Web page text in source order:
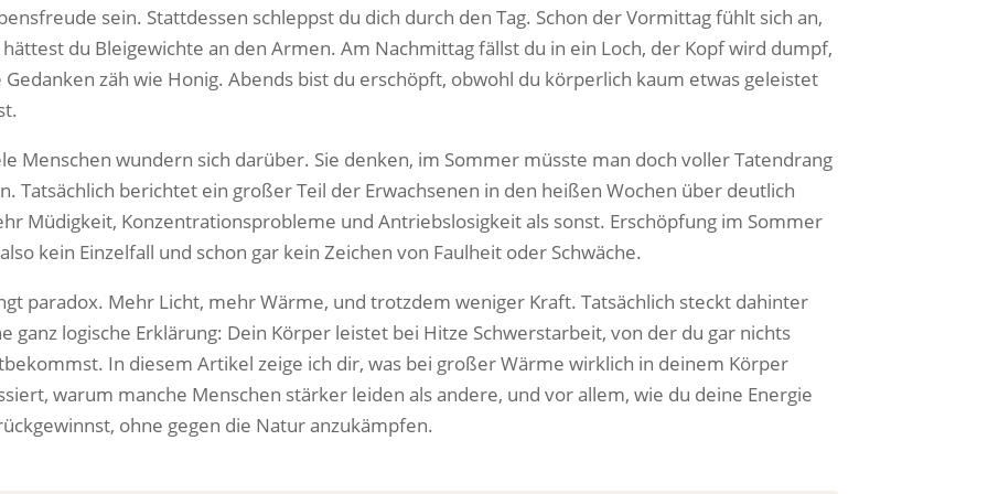
sein. Stattdessen schleppst du dich durch den Tag. Schon der Vormittag fühlt sich an,
hättest du Bleigewichte an den Armen. Am Nachmittag fällst du in ein Loch, der Kopf wird dumpf,
Gedanken zäh wie Honig. Abends bist du erschöpft, obwohl du körperlich kaum etwas geleistet
Menschen wundern sich darüber. Sie denken, im Sommer müsste man doch voller Tatendrang
Tatsächlich berichtet ein großer Teil der Erwachsenen in den heißen Wochen über deutlich
Müdigkeit, Konzentrationsprobleme und Antriebslosigkeit als sonst. Erschöpfung im Sommer
kein Einzelfall und schon gar kein Zeichen von Faulheit oder Schwäche.
paradox. Mehr Licht, mehr Wärme, und trotzdem weniger Kraft. Tatsächlich steckt dahinter
ganz logische Erklärung: Dein Körper leistet bei Hitze Schwerstarbeit, von der du gar nichts
In diesem Artikel zeige ich dir, was bei großer Wärme wirklich in deinem Körper
warum manche Menschen stärker leiden als andere, und vor allem, wie du deine Energie
ohne gegen die Natur anzukämpfen.
mit Tanja
&
Einzelabende
Yoga mit Lea
· Weil der Stadt
Übersicht & Vergleich
6er/10er Karte
Flexibel alle Vor-Ort-Kurse
📅
Zur Kursübersicht
→ Jetzt Platz sichern